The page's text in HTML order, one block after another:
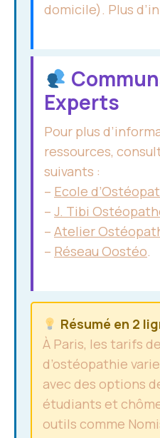
domicile). Plus
Experts
Pour plus
ressources,
suivants :
– Ecole
– J. Tibi
– Atelier
– Réseau Oostéo.
Résumé en 2
À Paris, les tarifs
d’ostéopathie
avec des options
étudiants et
outils comme